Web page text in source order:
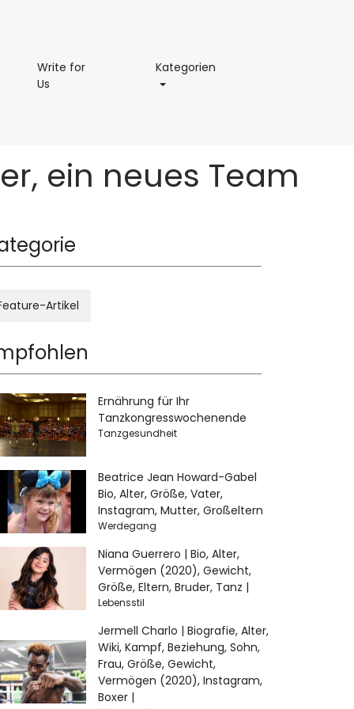
Write for
Us
Kategorien
ein neues Team
Artikel
Ernährung für Ihr
Tanzkongresswochenende
Tanzgesundheit
Beatrice Jean Howard-Gabel
Bio, Alter, Größe, Vater,
Instagram, Mutter, Großeltern
Werdegang
Niana Guerrero | Bio, Alter,
Vermögen (2020), Gewicht,
Größe, Eltern, Bruder, Tanz |
Lebensstil
Jermell Charlo | Biografie, Alter,
Wiki, Kampf, Beziehung, Sohn,
Frau, Größe, Gewicht,
Vermögen (2020), Instagram,
Boxer |